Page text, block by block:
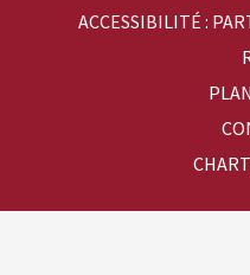
ACCESSIBILITÉ :